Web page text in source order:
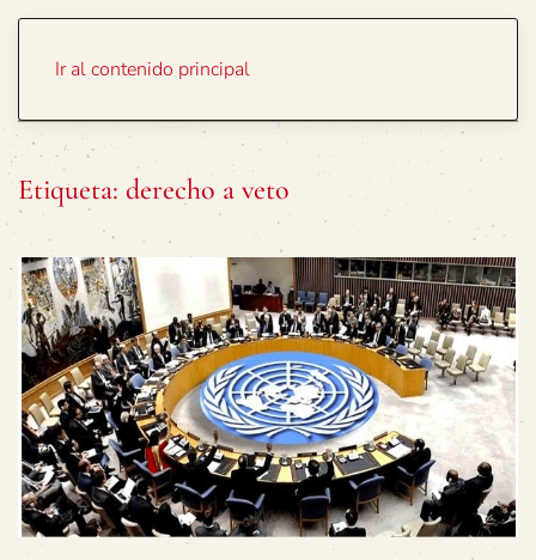
Ir al contenido principal
Etiqueta: derecho a veto